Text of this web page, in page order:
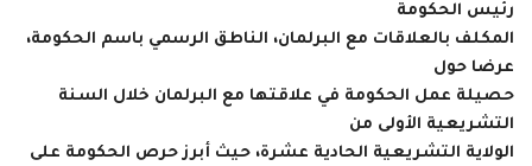
رئيس الحكومة
المكلف بالعلاقات مع البرلمان، الناطق الرسمي باسم الحكومة،
عرضا حول
حصيلة عمل الحكومة في علاقتها مع البرلمان خلال السنة
التشريعية الأولى من
الولاية التشريعية الحادية عشرة، حيث أبرز حرص الحكومة على